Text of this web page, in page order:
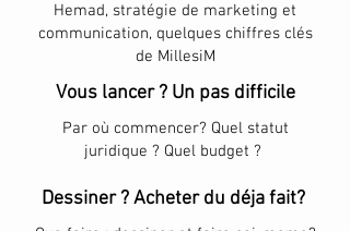
Hemad, stratégie de marketing et
communication, quelques chiffres clés
de MillesiM
Vous lancer ? Un pas difficile
Par où commencer? Quel statut
juridique ? Quel budget ?
Dessiner ? Acheter du déja fait?